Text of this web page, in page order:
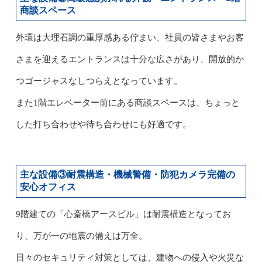
商談スペース
外環は大理石調の重厚感ある佇まい、社員の皆さまやお客
さまを迎えるエントランスは十分な広さがあり、開放的か
つゴージャスなしつらえとなっています。
また1階エレベーター前にある商談スペースは、ちょっと
した打ち合わせや待ち合わせにも好適です。
主な設備③耐震構造・機械警備・防犯カメラ完備の
安心オフィス
9階建ての「心斎橋アースビル」は耐震構造となってお
り、万が一の地震の備えは万全。
日々のセキュリティ対策としては、建物への侵入や火災な